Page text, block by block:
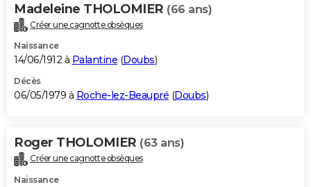
Madeleine THOLOMIER (66 ans)
Créer une cagnotte obsèques
Naissance
14/06/1912 à Palantine (Doubs)
Décès
06/05/1979 à Roche-lez-Beaupré (Doubs)
Roger THOLOMIER (63 ans)
Créer une cagnotte obsèques
Naissance